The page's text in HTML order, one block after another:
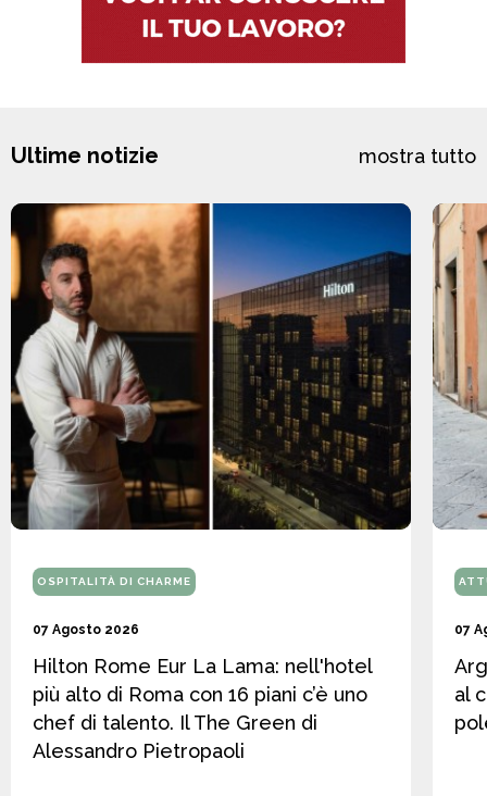
Ultime notizie mostra tutto
OSPITALITÀ DI CHARME
07 Agosto 2026
Hilton Rome Eur La Lama: nell'hotel
più alto di Roma con 16 piani c’è uno
chef di talento. Il The Green di
Alessandro Pietropaoli
07
al